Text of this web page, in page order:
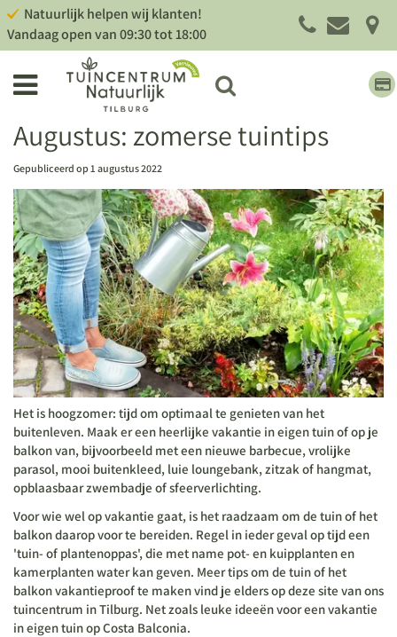
Natuurlijk helpen wij klanten!
Vandaag open van09:30tot18:00
Augustus: zomerse tuintips
Gepubliceerd op 1 augustus 2022
Het is hoogzomer: tijd om optimaal te genieten van het
buitenleven. Maak er een heerlijke vakantie in eigen tuin of op je
balkon van, bijvoorbeeld met een nieuwe barbecue, vrolijke
parasol, mooi buitenkleed, luie loungebank, zitzak of hangmat,
opblaasbaar zwembadje of sfeerverlichting.
Voor wie wel op vakantie gaat, is het raadzaam om de tuin of het
balkon daarop voor te bereiden. Regel in ieder geval op tijd een
'tuin- of plantenoppas', die met name pot- en kuipplanten en
kamerplanten water kan geven. Meer tips om de tuin of het
balkon vakantieproof te maken vind je elders op deze site van ons
tuincentrum in Tilburg. Net zoals leuke ideeën voor een vakantie
in eigen tuin op Costa Balconia.